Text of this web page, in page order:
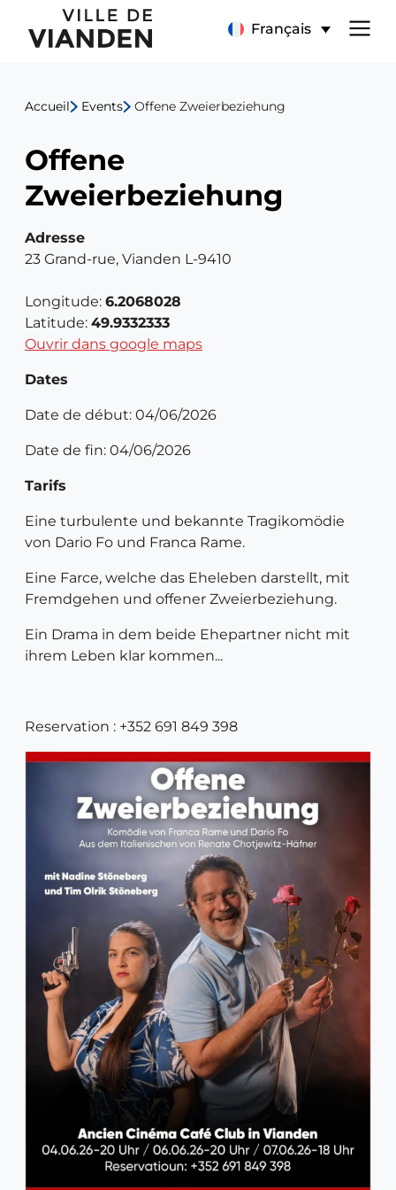
Offene
Zweierbeziehung
Français
Menu
navigation
principal
Accueil Events Offene Zweierbeziehung
Offene
Zweierbeziehung
Adresse
23 Grand-rue, Vianden L-9410
Longitude: 6.2068028
Latitude: 49.9332333
Ouvrir dans google maps
Dates
Date de début: 04/06/2026
Date de fin: 04/06/2026
Tarifs
Eine turbulente und bekannte Tragikomödie
von Dario Fo und Franca Rame.
Eine Farce, welche das Eheleben darstellt, mit
Fremdgehen und offener Zweierbeziehung.
Ein Drama in dem beide Ehepartner nicht mit
ihrem Leben klar kommen...
Reservation : +352 691 849 398